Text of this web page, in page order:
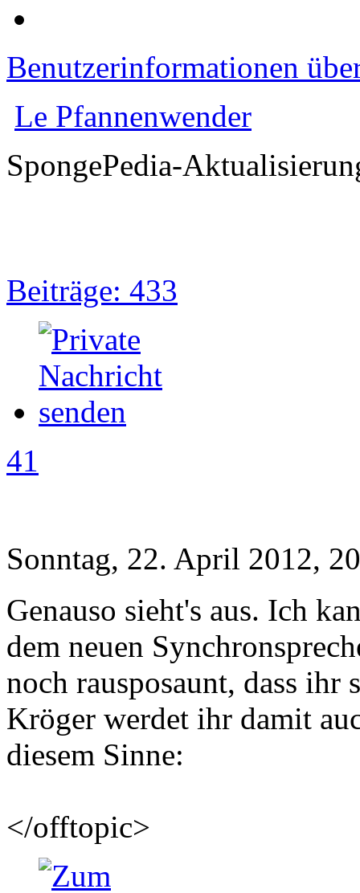
Benutzerinformationen
Le Pfannenwender
SpongePedia-
Beiträge: 433
41
Sonntag, 22. April 2012,
Genauso sieht's aus. Ich
dem neuen
noch rausposaunt, dass
Kröger werdet ihr damit
diesem Sinne:
</offtopic>